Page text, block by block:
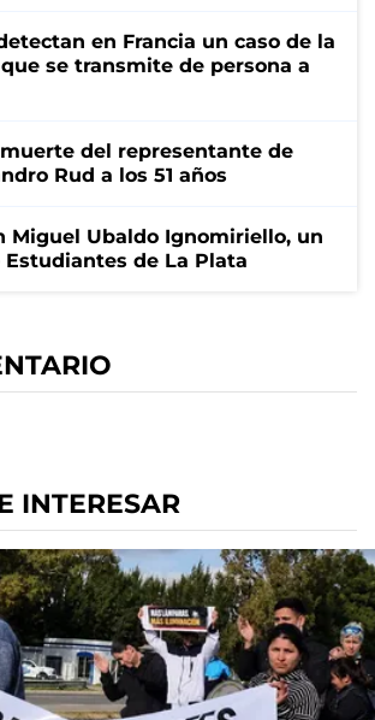
en Francia un caso de la
se transmite de persona a
del representante de
Rud a los 51 años
Miguel Ubaldo Ignomiriello, un
de La Plata
INTERESAR